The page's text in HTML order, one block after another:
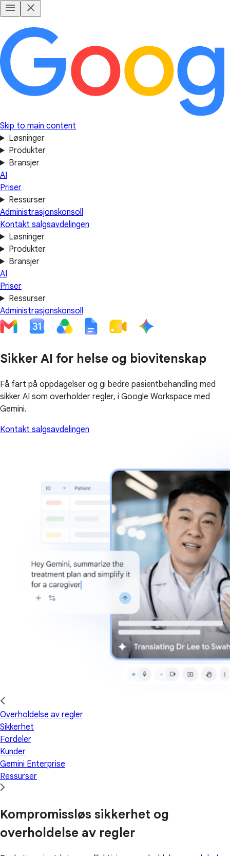
Skip to main content
Løsninger
Produkter
Bransjer
AI
Priser
Ressurser
Administrasjonskonsoll
Kontakt salgsavdelingen
Løsninger
Produkter
Bransjer
AI
Priser
Ressurser
Administrasjonskonsoll
Sikker AI for helse og biovitenskap
Få fart på oppdagelser og gi bedre pasientbehandling med
sikker AI som overholder regler, i Google Workspace med
Gemini.
Kontakt salgsavdelingen
Overholdelse av regler
Sikkerhet
Fordeler
Kunder
Gemini Enterprise
Ressurser
Kompromissløs sikkerhet og
overholdelse av regler